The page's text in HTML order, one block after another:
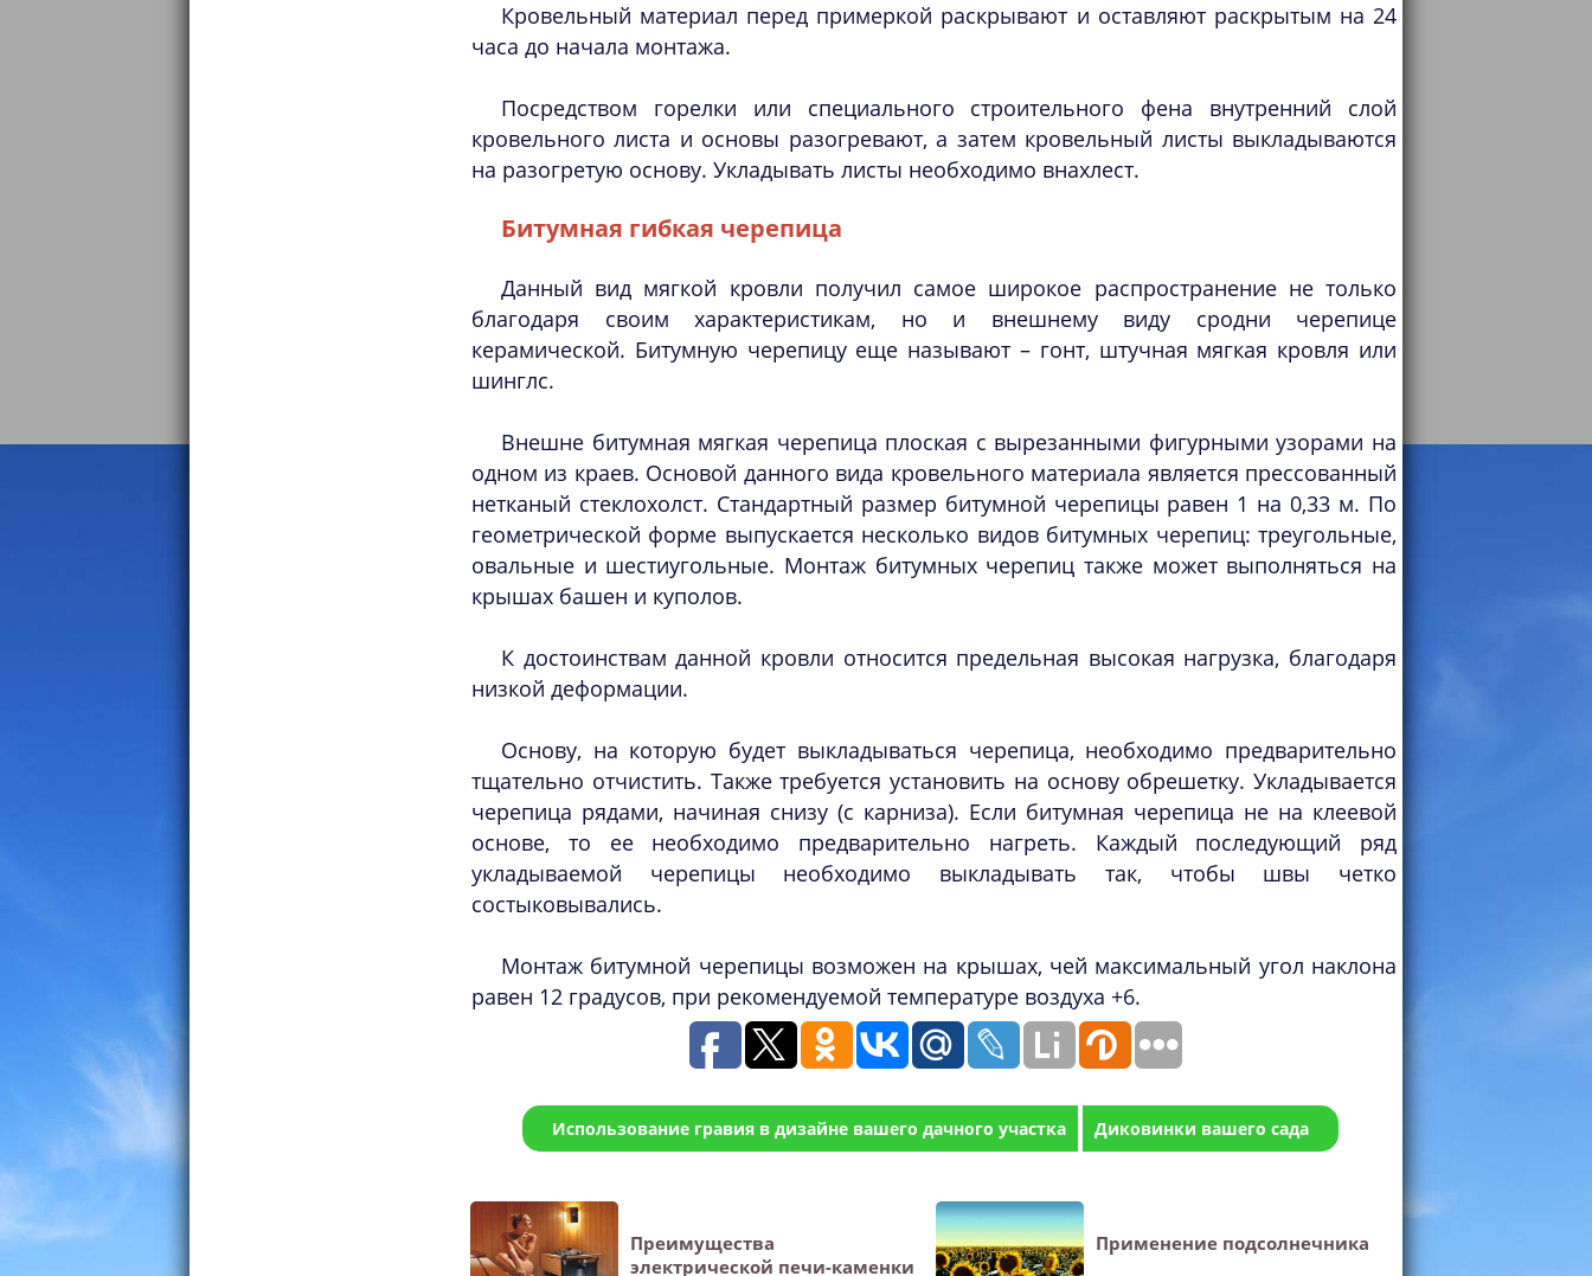
Кровельный материал перед примеркой раскрывают и оставляют раскрытым на 24
часа до начала монтажа.
Посредством горелки или специального строительного фена внутренний слой
кровельного листа и основы разогревают, а затем кровельный листы выкладываются
на разогретую основу. Укладывать листы необходимо внахлест.
Битумная гибкая черепица
Данный вид мягкой кровли получил самое широкое распространение не только
благодаря своим характеристикам, но и внешнему виду сродни черепице
керамической. Битумную черепицу еще называют – гонт, штучная мягкая кровля или
шинглс.
Внешне битумная мягкая черепица плоская с вырезанными фигурными узорами на
одном из краев. Основой данного вида кровельного материала является прессованный
нетканый стеклохолст. Стандартный размер битумной черепицы равен 1 на 0,33 м. По
геометрической форме выпускается несколько видов битумных черепиц: треугольные,
овальные и шестиугольные. Монтаж битумных черепиц также может выполняться на
крышах башен и куполов.
К достоинствам данной кровли относится предельная высокая нагрузка, благодаря
низкой деформации.
Основу, на которую будет выкладываться черепица, необходимо предварительно
тщательно отчистить. Также требуется установить на основу обрешетку. Укладывается
черепица рядами, начиная снизу (с карниза). Если битумная черепица не на клеевой
основе, то ее необходимо предварительно нагреть. Каждый последующий ряд
укладываемой черепицы необходимо выкладывать так, чтобы швы четко
состыковывались.
Монтаж битумной черепицы возможен на крышах, чей максимальный угол наклона
равен 12 градусов, при рекомендуемой температуре воздуха +6.
Использование гравия в дизайне вашего дачного участка Диковинки вашего сада
Преимущества
электрической печи-каменки
Применение подсолнечника